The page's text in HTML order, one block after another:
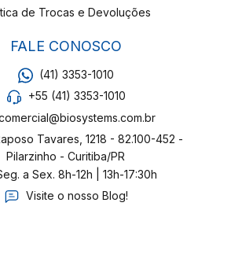
de Trocas e Devoluções
FALE CONOSCO
(41) 3353-1010
+55 (41) 3353-1010
Tavares, 1218 - 82.100-452 -
Pilarzinho - Curitiba/PR
a Sex. 8h-12h | 13h-17:30h
Visite o nosso Blog!